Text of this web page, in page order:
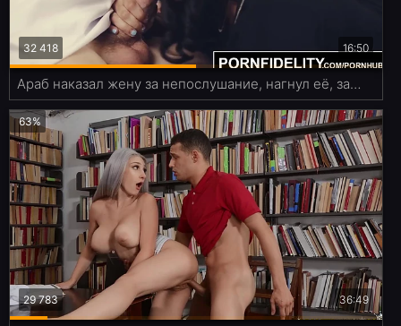
16:50
32 418
Араб наказал жену за непослушание, нагнул её, задрав хиджаб, и трахнул
36:49
63%
29 783